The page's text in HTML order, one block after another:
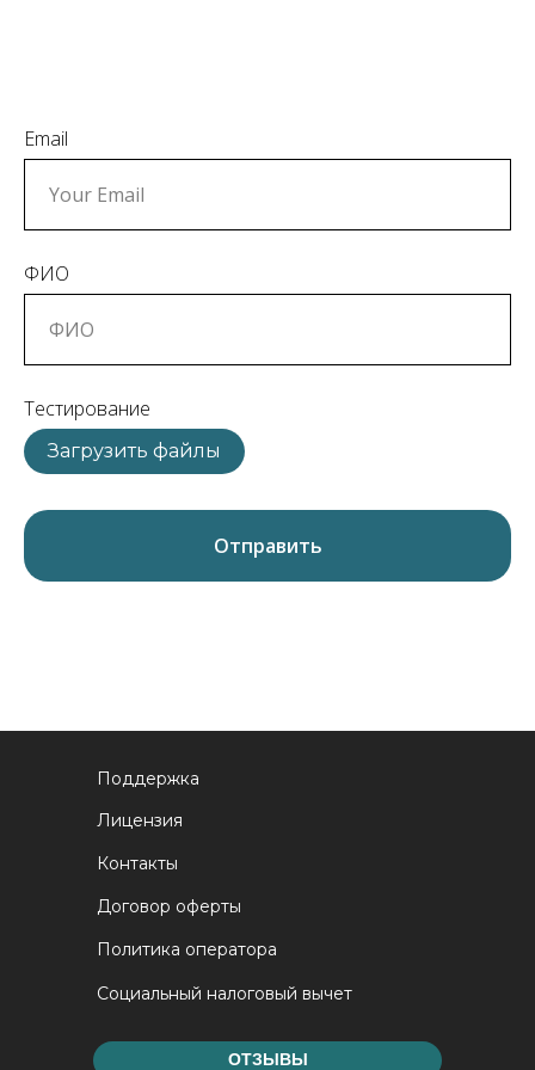
Email
ФИО
Тестирование
Загрузить файлы
Отправить
Договор оферты
Политика оператора
Социальный налоговый вычет
Контакты
Поддержка
Лицензия
ОТЗЫВЫ